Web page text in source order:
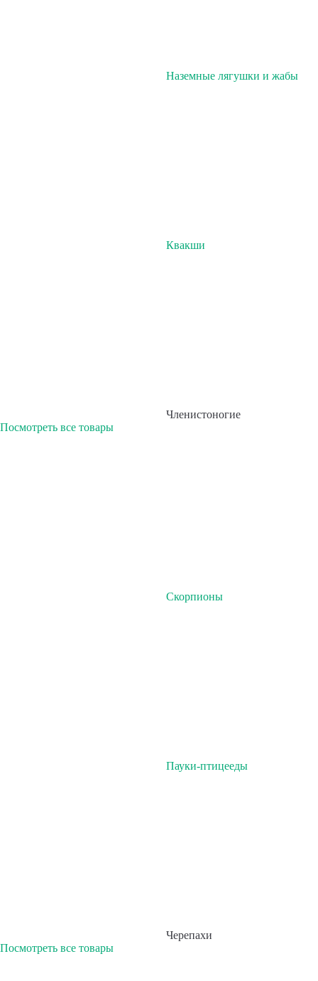
Наземные лягушки и жабы
Квакши
Членистоногие
Посмотреть все товары
Скорпионы
Пауки-птицееды
Черепахи
Посмотреть все товары